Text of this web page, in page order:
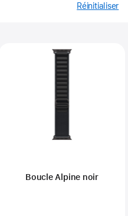
Réinitialiser
Boucle Alpine noir